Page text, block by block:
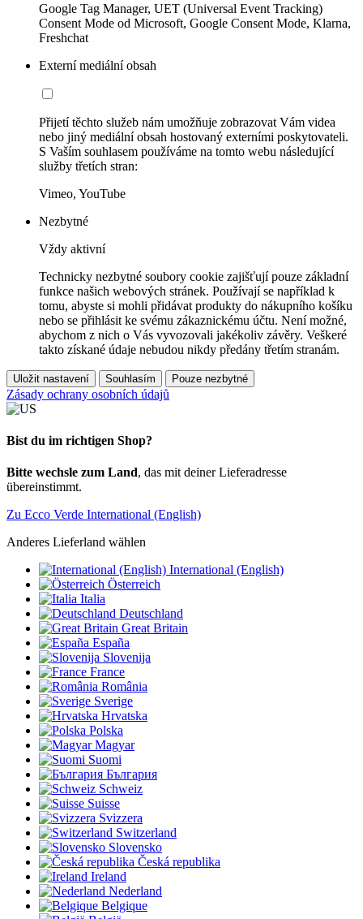
Google Tag Manager, UET (Universal Event Tracking)
Consent Mode od Microsoft, Google Consent Mode, Klarna,
Freshchat
Externí mediální obsah
Přijetí těchto služeb nám umožňuje zobrazovat Vám videa
nebo jiný mediální obsah hostovaný externími poskytovateli.
S Vaším souhlasem používáme na tomto webu následující
služby třetích stran:
Vimeo, YouTube
Nezbytné
Vždy aktivní
Technicky nezbytné soubory cookie zajišťují pouze základní
funkce našich webových stránek. Používají se například k
tomu, abyste si mohli přidávat produkty do nákupního košíku
nebo se přihlásit ke svému zákaznickému účtu. Není možné,
abychom z nich o Vás vyvozovali jakékoliv závěry. Veškeré
takto získané údaje nebudou nikdy předány třetím stranám.
Uložit nastavení Souhlasím Pouze nezbytné
Zásady ochrany osobních údajů
Bist du im richtigen Shop?
Bitte wechsle zum Land, das mit deiner Lieferadresse
übereinstimmt.
Zu Ecco Verde International (English)
Anderes Lieferland wählen
International (English)
Österreich
Italia
Deutschland
Great Britain
España
Slovenija
France
România
Sverige
Hrvatska
Polska
Magyar
Suomi
България
Schweiz
Suisse
Svizzera
Switzerland
Slovensko
Česká republika
Ireland
Nederland
Belgique